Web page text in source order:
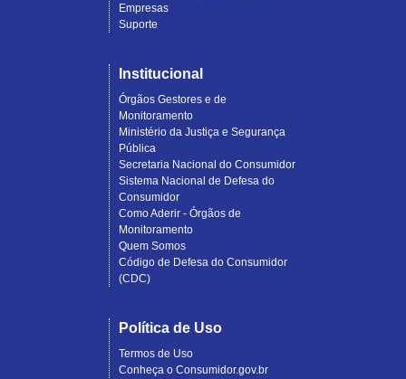
Empresas
Suporte
Institucional
Órgãos Gestores e de
Monitoramento
Ministério da Justiça e Segurança
Pública
Secretaria Nacional do Consumidor
Sistema Nacional de Defesa do
Consumidor
Como Aderir - Órgãos de
Monitoramento
Quem Somos
Código de Defesa do Consumidor
(CDC)
Política de Uso
Termos de Uso
Conheça o Consumidor.gov.br